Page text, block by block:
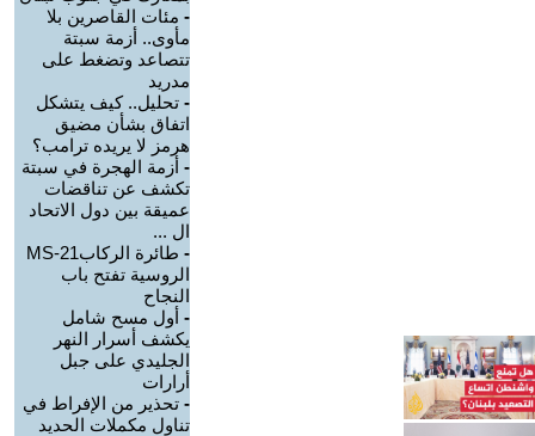
- مئات القاصرين بلا
مأوى.. أزمة سبتة
تتصاعد وتضغط على
مدريد
- تحليل.. كيف يتشكل
اتفاق بشأن مضيق
هرمز لا يريده ترامب؟
- أزمة الهجرة في سبتة
تكشف عن تناقضات
عميقة بين دول الاتحاد
ال ...
-
طائرة الركابMS-21
الروسية تفتح باب
النجاح
- أول مسح شامل
يكشف أسرار النهر
الجليدي على جبل
أرارات
- تحذير من الإفراط في
تناول مكملات الحديد